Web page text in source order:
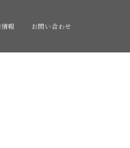
報 お問い合わせ